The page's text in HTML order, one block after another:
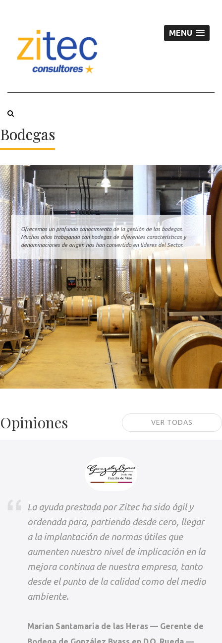
MENU
Bodegas
Ofrecemos un profundo conocimiento de la gestión de las bodegas.
Muchos años trabajando con bodegas de diferentes características y
denominaciones de origen nos han convertido en líderes del Sector.
Opiniones VER TODAS
La ayuda prestada por Zitec ha sido ágil y
ordenada para, partiendo desde cero, llegar
a la implantación de normas útiles que
aumenten nuestro nivel de implicación en la
mejora continua de nuestra empresa, tanto
desde el punto de la calidad como del medio
ambiente.
Marian Santamaría de las Heras — Gerente de